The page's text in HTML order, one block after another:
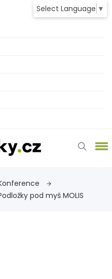
Select Language ▼
pod myš MOLIS